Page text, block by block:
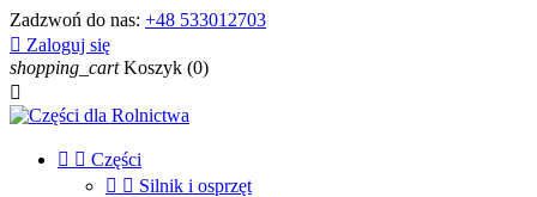
Zadzwoń do nas: +48 533012703
 Zaloguj się
shopping_cart Koszyk (0)

  Części
  Silnik i osprzęt